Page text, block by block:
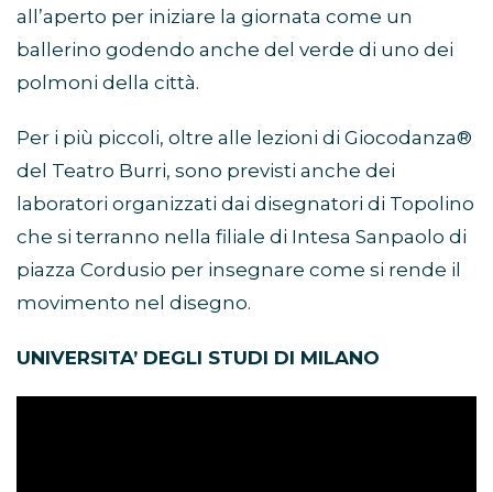
all’aperto per iniziare la giornata come un
ballerino godendo anche del verde di uno dei
polmoni della città.
Per i più piccoli, oltre alle lezioni di Giocodanza®
del Teatro Burri, sono previsti anche dei
laboratori organizzati dai disegnatori di Topolino
che si terranno nella filiale di Intesa Sanpaolo di
piazza Cordusio per insegnare come si rende il
movimento nel disegno.
UNIVERSITA’ DEGLI STUDI DI MILANO